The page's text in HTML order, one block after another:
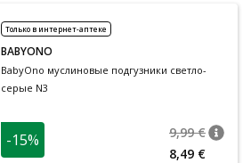
Только в интернет-аптеке
BABYONO
BabyOno муслиновые подгузники светло-
серые N3
-15% 9,99 €
8,49 €